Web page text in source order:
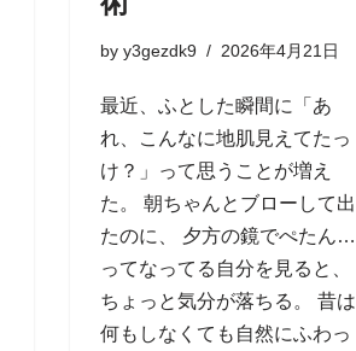
by y3gezdk9 2026年4月21日
最近、ふとした瞬間に「あ
れ、こんなに地肌見えてたっ
け？」って思うことが増え
た。 朝ちゃんとブローして出
たのに、 夕方の鏡でぺたん…
ってなってる自分を見ると、
ちょっと気分が落ちる。 昔は
何もしなくても自然にふわっ